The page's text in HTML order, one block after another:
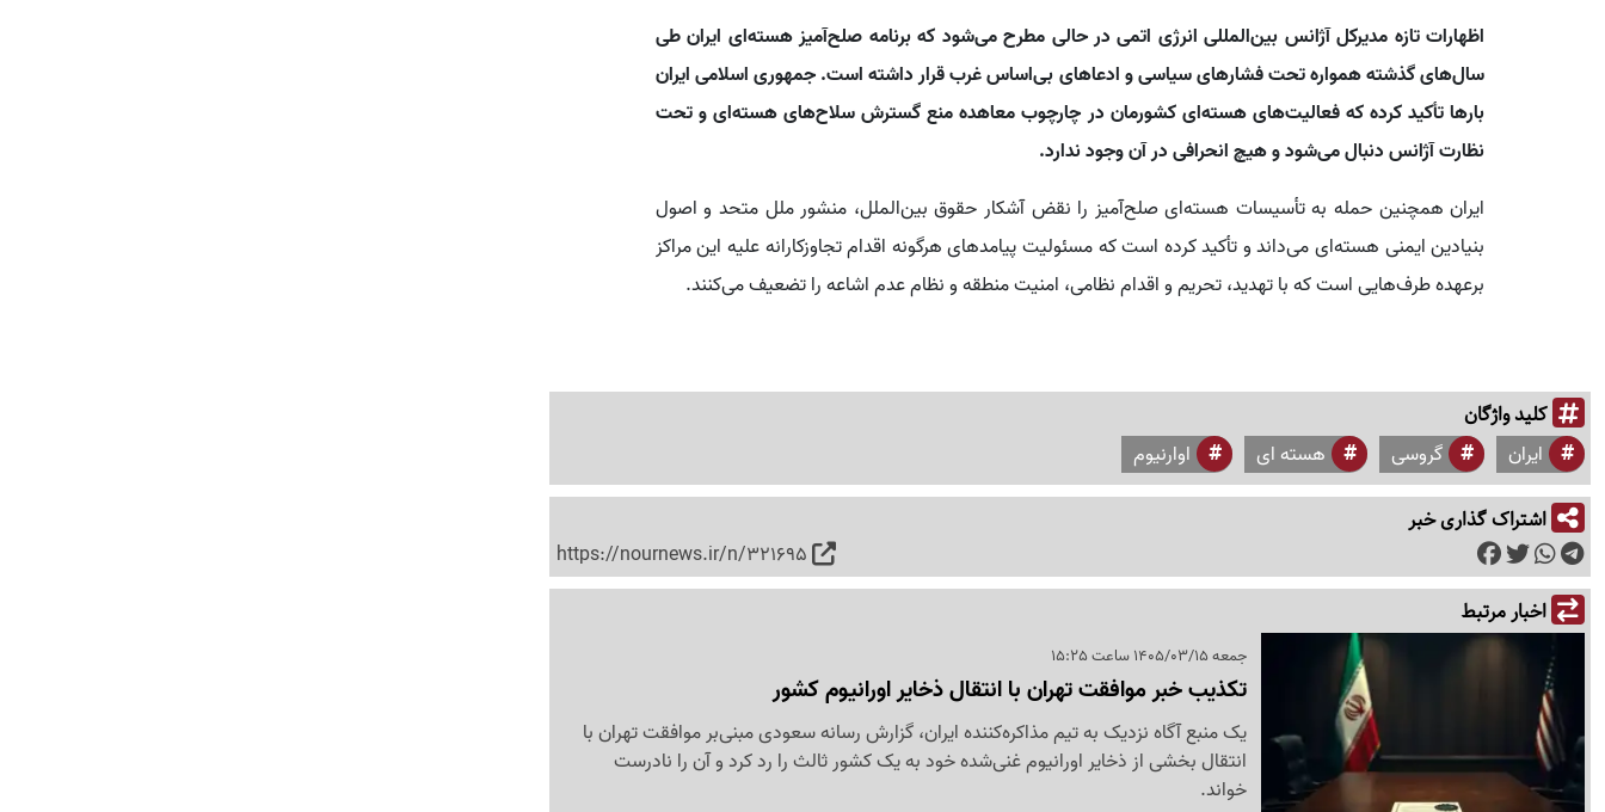
اظهارات تازه مدیرکل آژانس بین‌المللی انرژی اتمی در حالی مطرح می‌شود که برنامه صلح‌آمیز هسته‌ای ایران طی
سال‌های گذشته همواره تحت فشارهای سیاسی و ادعاهای بی‌اساس غرب قرار داشته است. جمهوری اسلامی ایران
بارها تأکید کرده که فعالیت‌های هسته‌ای کشورمان در چارچوب معاهده منع گسترش سلاح‌های هسته‌ای و تحت
نظارت آژانس دنبال می‌شود و هیچ انحرافی در آن وجود ندارد.
ایران همچنین حمله به تأسیسات هسته‌ای صلح‌آمیز را نقض آشکار حقوق بین‌الملل، منشور ملل متحد و اصول
بنیادین ایمنی هسته‌ای می‌داند و تأکید کرده است که مسئولیت پیامدهای هرگونه اقدام تجاوزکارانه علیه این مراکز
برعهده طرف‌هایی است که با تهدید، تحریم و اقدام نظامی، امنیت منطقه و نظام عدم اشاعه را تضعیف می‌کنند.
کلید واژگان
ایران گروسی هسته ای اوارنیوم
اشتراک گذاری خبر
https://nournews.ir/n/321695
اخبار مرتبط
جمعه 1405/03/15 ساعت 15:25
تکذیب خبر موافقت تهران با انتقال ذخایر اورانیوم کشور
یک منبع آگاه نزدیک به تیم مذاکره‌کننده ایران، گزارش رسانه‌ سعودی مبنی‌بر موافقت تهران با
انتقال بخشی از ذخایر اورانیوم غنی‌شده خود به یک کشور ثالث را رد کرد و آن را نادرست
خواند.